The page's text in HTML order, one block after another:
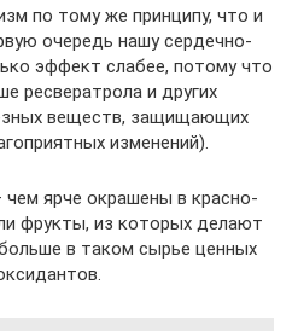
по тому же принципу, что и
очередь нашу сердечно-
эффект слабее, потому что
ресвератрола и других
веществ, защищающих
изменений).
ярче окрашены в красно-
фрукты, из которых делают
в таком сырье ценных